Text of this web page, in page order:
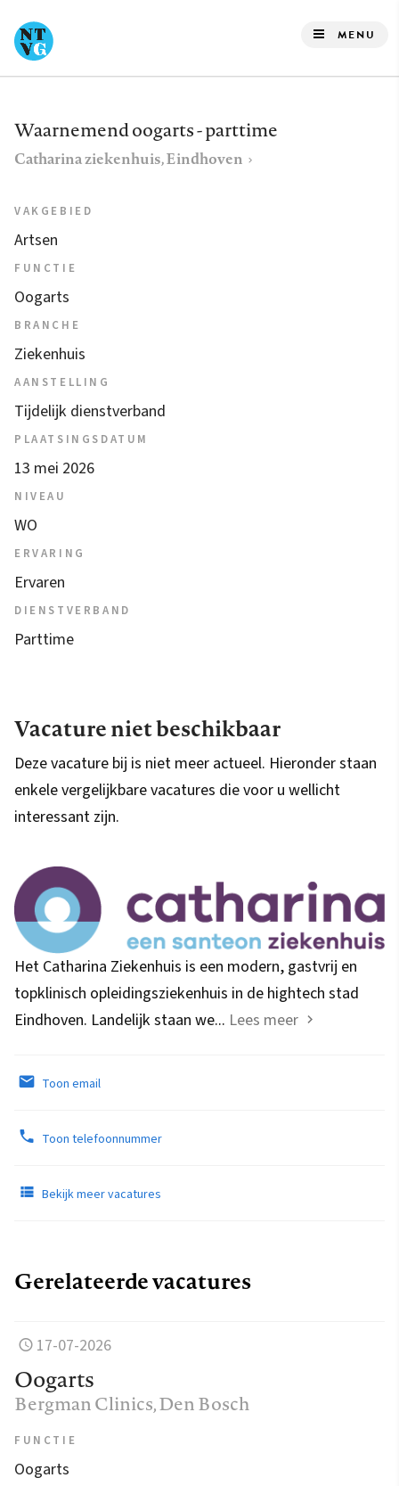
naar
de
gaan
MENU
Waarnemend oogarts - parttime
Catharina ziekenhuis, Eindhoven
VAKGEBIED
Artsen
FUNCTIE
Oogarts
BRANCHE
Ziekenhuis
AANSTELLING
Tijdelijk dienstverband
PLAATSINGSDATUM
13 mei 2026
NIVEAU
WO
ERVARING
Ervaren
DIENSTVERBAND
Parttime
Vacature niet beschikbaar
Deze vacature bij is niet meer actueel. Hieronder staan
enkele vergelijkbare vacatures die voor u wellicht
interessant zijn.
Het Catharina Ziekenhuis is een modern, gastvrij en
topklinisch opleidingsziekenhuis in de hightech stad
Eindhoven. Landelijk staan we... Lees meer
Toon email
Toon telefoonnummer
Bekijk meer vacatures
Gerelateerde vacatures
17-07-2026
Oogarts
Bergman Clinics, Den Bosch
FUNCTIE
Oogarts